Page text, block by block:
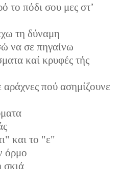
το πόδι σου μες στ’
τη δύναμη
να σε πηγαίνω
καί κρυφές τής
πού ασημίζουνε
και το "ε"
όρμο
σκιά